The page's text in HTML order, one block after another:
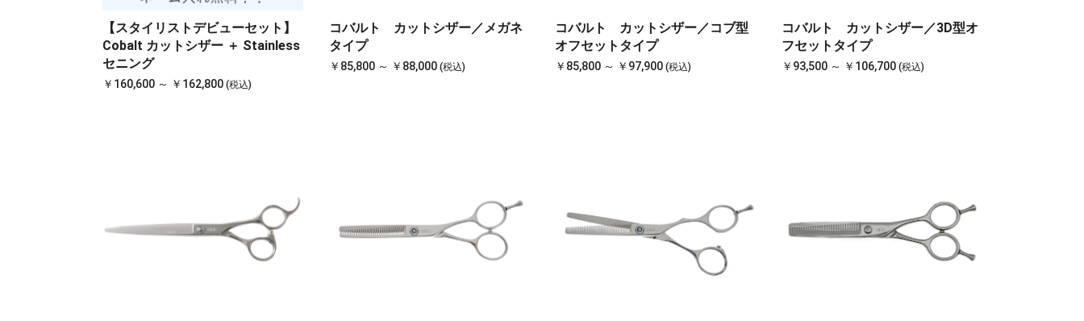
【スタイリストデビューセット】
Cobalt カットシザー ＋ Stainless
セニング
￥160,600 ～ ￥162,800 (税込)
コバルト カットシザー／メガネ
タイプ
￥85,800 ～ ￥88,000 (税込)
コバルト カットシザー／コブ型
オフセットタイプ
￥85,800 ～ ￥97,900 (税込)
コバルト カットシザー／3D型オ
フセットタイプ
￥93,500 ～ ￥106,700 (税込)